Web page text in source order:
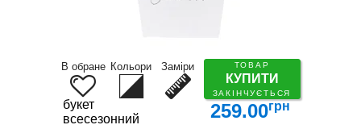
В обране Кольори Заміри ТОВАР
КУПИТИ
ЗАКІНЧУЄТЬСЯ
букет
всесезонний
259.00грн